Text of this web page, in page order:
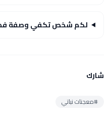
لكم شخص تكفي وصفة
شارك
#معجنات نباتي